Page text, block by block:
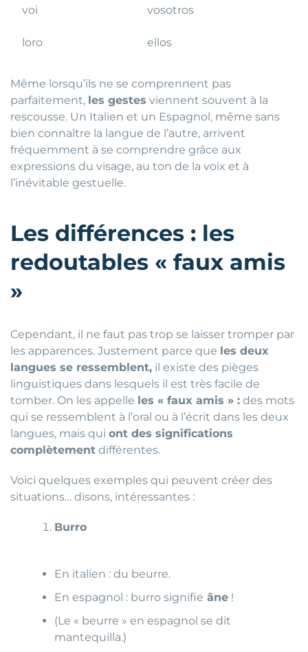
voi vosotros
loro ellos
Même lorsqu’ils ne se comprennent pas
parfaitement, les gestes viennent souvent à la
rescousse. Un Italien et un Espagnol, même sans
bien connaître la langue de l’autre, arrivent
fréquemment à se comprendre grâce aux
expressions du visage, au ton de la voix et à
l’inévitable gestuelle.
Les différences : les
redoutables « faux amis
»
Cependant, il ne faut pas trop se laisser tromper par
les apparences. Justement parce que les deux
langues se ressemblent, il existe des pièges
linguistiques dans lesquels il est très facile de
tomber. On les appelle les « faux amis » : des mots
qui se ressemblent à l’oral ou à l’écrit dans les deux
langues, mais qui ont des significations
complètement différentes.
Voici quelques exemples qui peuvent créer des
situations… disons, intéressantes :
Burro
En italien : du beurre.
En espagnol : burro signifie âne !
(Le « beurre » en espagnol se dit
mantequilla.)